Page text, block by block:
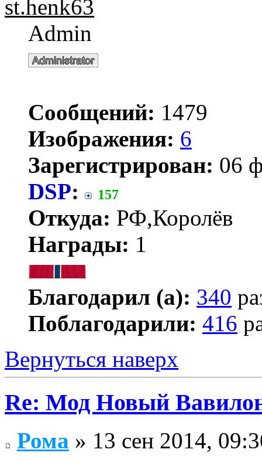
st.henk63
Admin
Сообщений: 1479
Изображения: 6
Зарегистрирован: 06
DSP: 157
Откуда: РФ,Королёв
Награды: 1
Благодарил (а): 340
Поблагодарили: 416
Вернуться наверх
Re: Мод Новый
Рома » 13 сен 2014,